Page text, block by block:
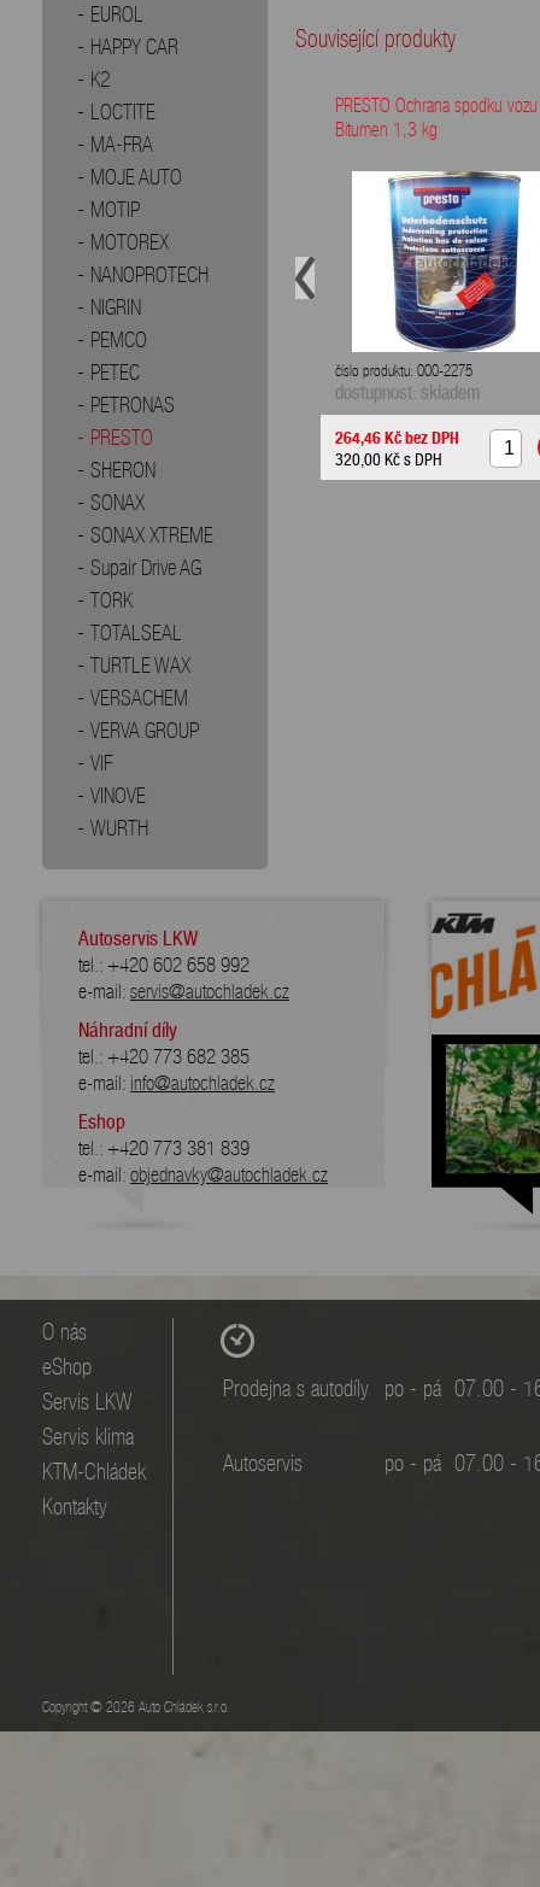
EUROL
HAPPY CAR
K2
LOCTITE
MA-FRA
MOJE AUTO
MOTIP
MOTOREX
NANOPROTECH
NIGRIN
PEMCO
PETEC
PETRONAS
PRESTO
SHERON
SONAX
SONAX XTREME
Supair Drive AG
TORK
TOTALSEAL
TURTLE WAX
VERSACHEM
VERVA GROUP
VIF
VINOVE
WURTH
Související produkty
PRESTO Ochrana spodku vozu
Bitumen 1,3 kg
číslo produktu: 000-2275
dostupnost: skladem
264,46 Kčbez DPH
320,00 Kčs DPH
Autoservis LKW
tel.: +420 602 658 992
e-mail: servis@autochladek.cz
Náhradní díly
tel.: +420 773 682 385
e-mail: info@autochladek.cz
Eshop
tel.: +420 773 381 839
e-mail: objednavky@autochladek.cz
O nás
eShop
Servis LKW
Servis klima
KTM-Chládek
Kontakty
Prodejna s autodíly po - pá 07.00 -
Autoservis po - pá 07.00 -
Copyright © 2026 Auto Chládek s.r.o.